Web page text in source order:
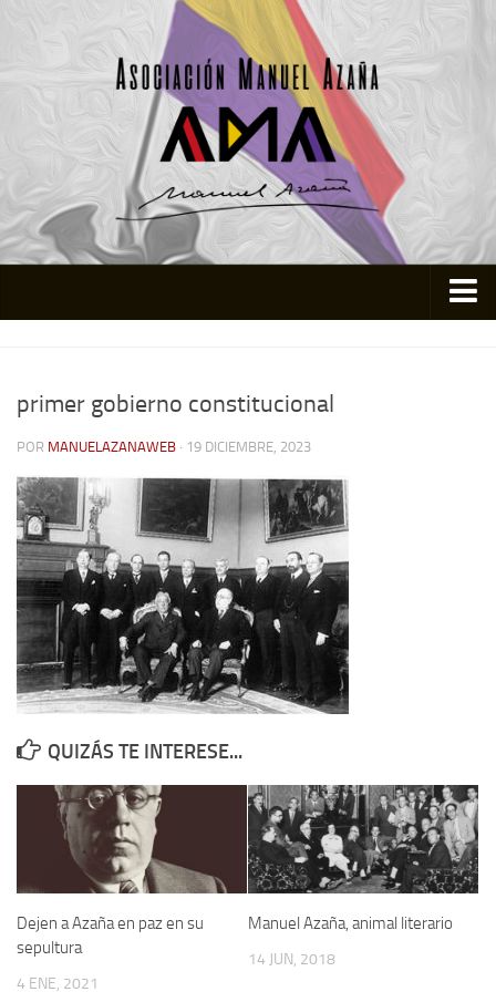
Quienes somos
Actividades
Colabora
Contacto
Memoria Histórica
Investigación previa de la represión en Talavera de la Reina (1937-
1947).
Informe Represión en Toledo 1936-1947 | Buscador
Informe de la fosa de abril de 1939 de Tembleque
Enciclopedia Republicana
Personajes republicanos
Izquierda Republicana. Agrupaciones y Militantes (1934-1939)
Izquierda Republicana. Navarra
Izquierda Republicana. Galicia
Textos esenciales del republicanismo
primer gobierno constitucional
POR MANUELAZANAWEB · 19 DICIEMBRE, 2023
QUIZÁS TE INTERESE...
Dejen a Azaña en paz en su
sepultura
4 ENE, 2021
Manuel Azaña, animal literario
14 JUN, 2018